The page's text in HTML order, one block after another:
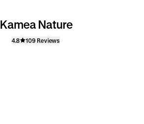
Kamea Nature
4.8 109 Reviews